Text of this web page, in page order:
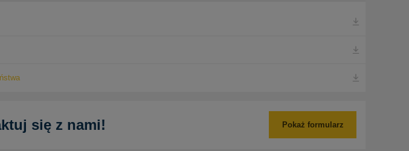
się z nami! Pokaż formularz